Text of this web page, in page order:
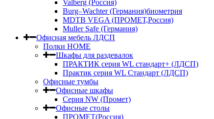
Valberg (Россия)
Burg–Wachter (Германия)биометрия
MDTB VEGA (ПРОМЕТ,Россия)
Muller Safe (Германия)
Офисная мебель ЛДСП
Полки HOME
Шкафы для раздевалок
ПРАКТИК серия WL стандарт+ (ЛДСП)
Практик серия WL Стандарт (ЛДСП)
Офисные тумбы
Офисные шкафы
Серия NW (Промет)
Офисные столы
ПРОМЕТ(Россия)